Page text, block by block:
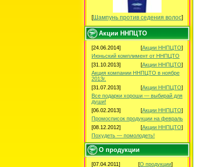
[Шампунь против седения волос]
Акции ННПЦТО
[24.06.2014] [Акции ННПЦТО]
Июньский комплимент от ННПЦТО
[31.10.2013]
[Акции ННПЦТО]
Акция компании ННПЦТО в ноябре
2013г.
[31.07.2013]
[Акции ННПЦТО]
Все подарки хороши — выбирай для
души!
[06.02.2013]
[Акции ННПЦТО]
Промосписок продукции на февраль
[08.12.2012]
[Акции ННПЦТО]
Похудеть — помолодеть!
О продукции
[07.04.2011] [О продукции]